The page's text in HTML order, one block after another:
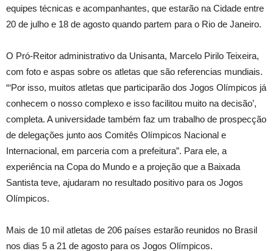
equipes técnicas e acompanhantes, que estarão na Cidade entre
20 de julho e 18 de agosto quando partem para o Rio de Janeiro.
O Pró-Reitor administrativo da Unisanta, Marcelo Pirilo Teixeira,
com foto e aspas sobre os atletas que são referencias mundiais.
“‘Por isso, muitos atletas que participarão dos Jogos Olímpicos já
conhecem o nosso complexo e isso facilitou muito na decisão’,
completa. A universidade também faz um trabalho de prospecção
de delegações junto aos Comitês Olímpicos Nacional e
Internacional, em parceria com a prefeitura”. Para ele, a
experiência na Copa do Mundo e a projeção que a Baixada
Santista teve, ajudaram no resultado positivo para os Jogos
Olímpicos.
Mais de 10 mil atletas de 206 países estarão reunidos no Brasil
nos dias 5 a 21 de agosto para os Jogos Olímpicos.